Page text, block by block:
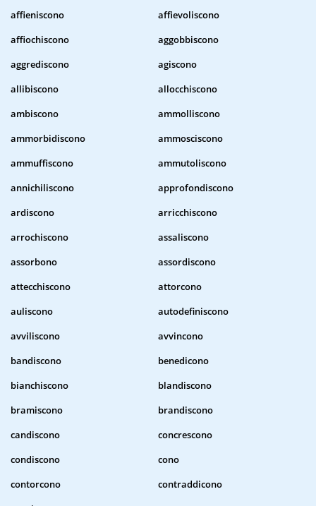
affieniscono
affievoliscono
affiochiscono
aggobbiscono
aggrediscono
agiscono
allibiscono
allocchiscono
ambiscono
ammolliscono
ammorbidiscono
ammosciscono
ammuffiscono
ammutoliscono
annichiliscono
approfondiscono
ardiscono
arricchiscono
arrochiscono
assaliscono
assorbono
assordiscono
attecchiscono
attorcono
auliscono
autodefiniscono
avviliscono
avvincono
bandiscono
benedicono
bianchiscono
blandiscono
bramiscono
brandiscono
candiscono
concrescono
condiscono
cono
contorcono
contraddicono